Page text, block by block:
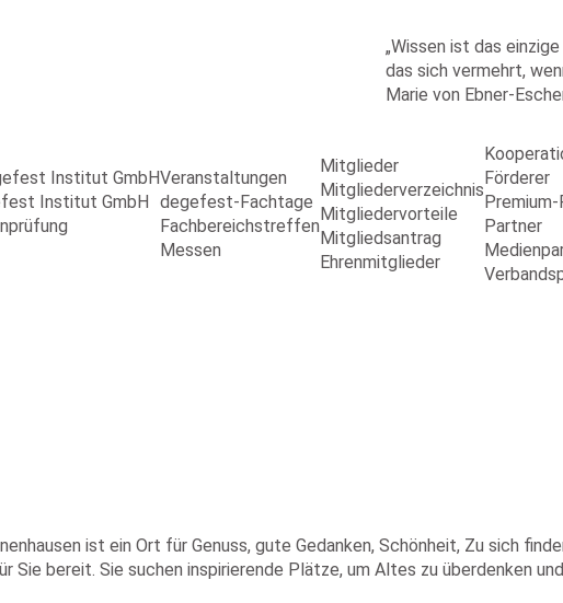
„Wissen ist das einzige
das sich vermehrt,
Marie von Ebner-
Institut GmbH
Institut GmbH
Veranstaltungen
degefest-Fachtage
Fachbereichstreffen
Messen
Mitglieder
Mitgliederverzeichnis
Mitgliedervorteile
Mitgliedsantrag
Ehrenmitglieder
Förderer
Partner
ist ein Ort für Genuss, gute Gedanken, Schönheit, Zu sich
Sie bereit. Sie suchen inspirierende Plätze, um Altes zu überdenken